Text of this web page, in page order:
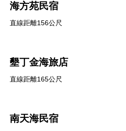
海方苑民宿
直線距離156公尺
墾丁金海旅店
直線距離165公尺
南天海民宿